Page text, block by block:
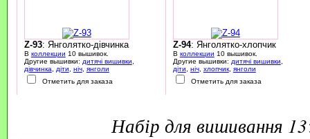
Z-93: Янголятко-дівчинка
В коллекции 10 вышивок.
Другие вышивки: дитячі вишивки
дівчинка
діти ніч, янголи
Отметить для заказа
Z-94: Янголятко-хлопчик
В коллекции 10 вышивок.
Другие вышивки: дитячі вишивки
діти
ніч, хлопчик, янголи
Отметить для заказа
набір для вишивання